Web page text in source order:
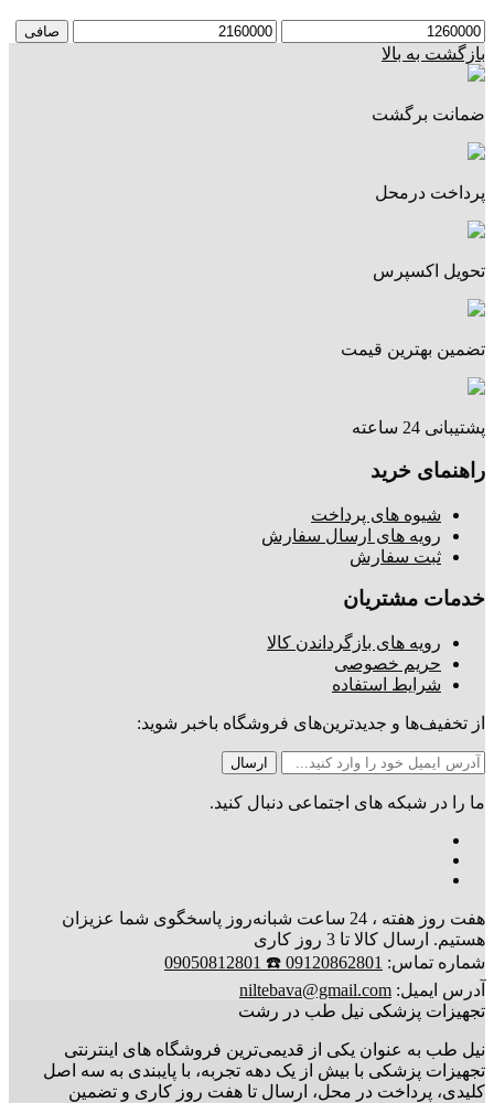
حداقل
قیمت
حداكثر
صافی
بازگشت به بالا
ضمانت برگشت
پرداخت درمحل
تحویل اکسپرس
تضمین بهترین قیمت
پشتیبانی 24 ساعته
راهنمای خرید
شیوه های پرداخت
رویه های ارسال سفارش
ثبت سفارش
خدمات مشتریان
رویه های بازگرداندن کالا
حریم خصوصی
شرایط استفاده
از تخفیف‌ها و جدیدترین‌های فروشگاه باخبر شوید:
ما را در شبکه های اجتماعی دنبال کنید.
هفت روز هفته ، 24 ساعت شبانه‌روز پاسخگوی شما عزیزان
هستیم. ارسال کالا تا 3 روز کاری
شماره تماس: 09120862801 ☎️ 09050812801
آدرس ایمیل: niltebava@gmail.com
تجهیزات پزشکی نیل طب در رشت
نیل طب به عنوان یکی از قدیمی‌ترین فروشگاه های اینترنتی
تجهیزات پزشکی با بیش از یک دهه تجربه، با پایبندی به سه اصل
کلیدی، پرداخت در محل، ارسال تا هفت روز کاری و تضمین